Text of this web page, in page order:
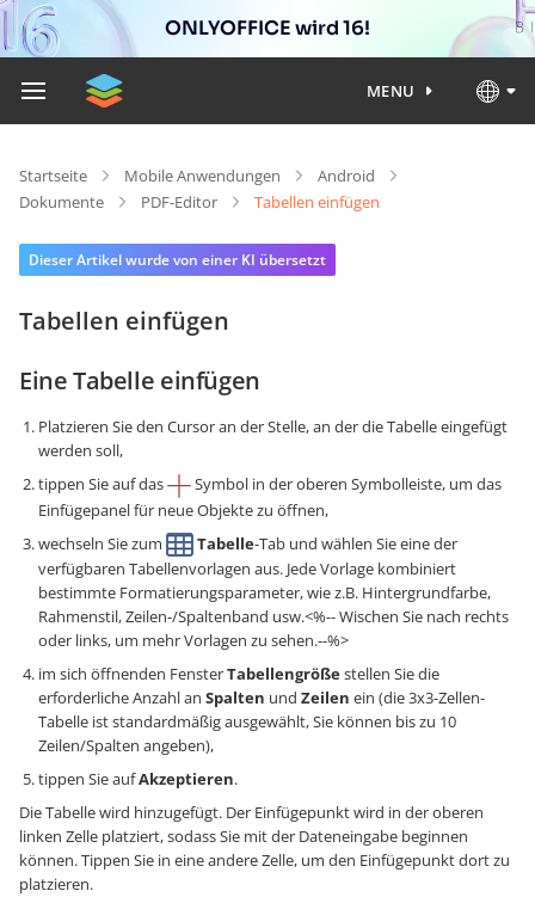
ONLYOFFICE wird 16!
MENU
Startseite Mobile Anwendungen
Android
Dokumente
PDF-Editor Tabellen einfügen
Dieser Artikel wurde von einer KI übersetzt
Tabellen einfügen
Eine Tabelle einfügen
Platzieren Sie den Cursor an der Stelle, an der die Tabelle eingefügt
werden soll,
tippen Sie auf das
Symbol in der oberen Symbolleiste, um das
Einfügepanel für neue Objekte zu öffnen,
wechseln Sie zum
Tabelle-Tab und wählen Sie eine der
verfügbaren Tabellenvorlagen aus. Jede Vorlage kombiniert
bestimmte Formatierungsparameter, wie z.B. Hintergrundfarbe,
Rahmenstil, Zeilen-/Spaltenband usw.<%-- Wischen Sie nach rechts
oder links, um mehr Vorlagen zu sehen.--%>
im sich öffnenden FensterTabellengrößestellen Sie die
erforderliche Anzahl an Spalten und Zeilen ein (die 3x3-Zellen-
Tabelle ist standardmäßig ausgewählt, Sie können bis zu 10
Zeilen/Spalten angeben),
tippen Sie aufAkzeptieren.
Die Tabelle wird hinzugefügt. Der Einfügepunkt wird in der oberen
linken Zelle platziert, sodass Sie mit der Dateneingabe beginnen
können. Tippen Sie in eine andere Zelle, um den Einfügepunkt dort zu
platzieren.